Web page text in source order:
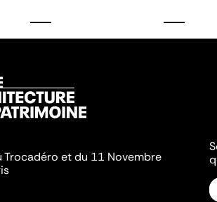
Trocadéro et du 11 Novembre